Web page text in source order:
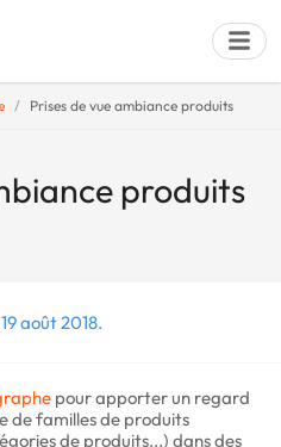
Prises de vue ambiance produits
produits
août 2018.
pour apporter un regard
de familles de produits
de produits...) dans des